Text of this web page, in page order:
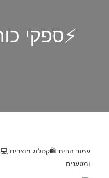
⚡ספקי
עמוד הבית 🛍️קטלוג מוצרים
ומטענים